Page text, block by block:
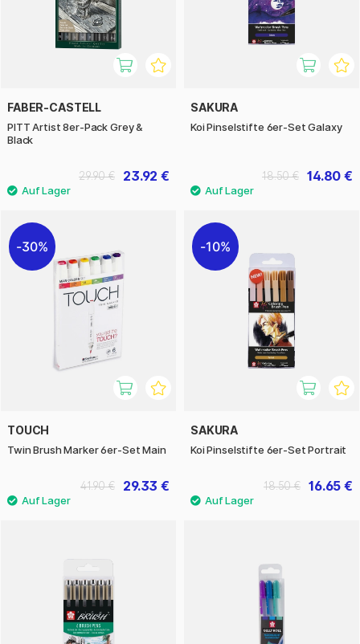
FABER-CASTELL
PITT Artist 8er-Pack Grey &
Black
23.92 €
29.90 €
SAKURA
Koi Pinselstifte 6er-Set Galaxy
14.80 €
18.50 €
30%
TOUCH
Twin Brush Marker 6er-Set Main
29.33 €
41.90 €
10%
SAKURA
Koi Pinselstifte 6er-Set Portrait
16.65 €
18.50 €